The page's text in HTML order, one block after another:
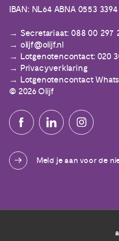
IBAN: NL64 ABNA 0553
Secretariaat: 088 00 297
olijf@olijf.nl
Lotgenotencontact: 020
Privacyverklaring
Lotgenotencontact
© 2026 Olijf
Meld je aan voor de